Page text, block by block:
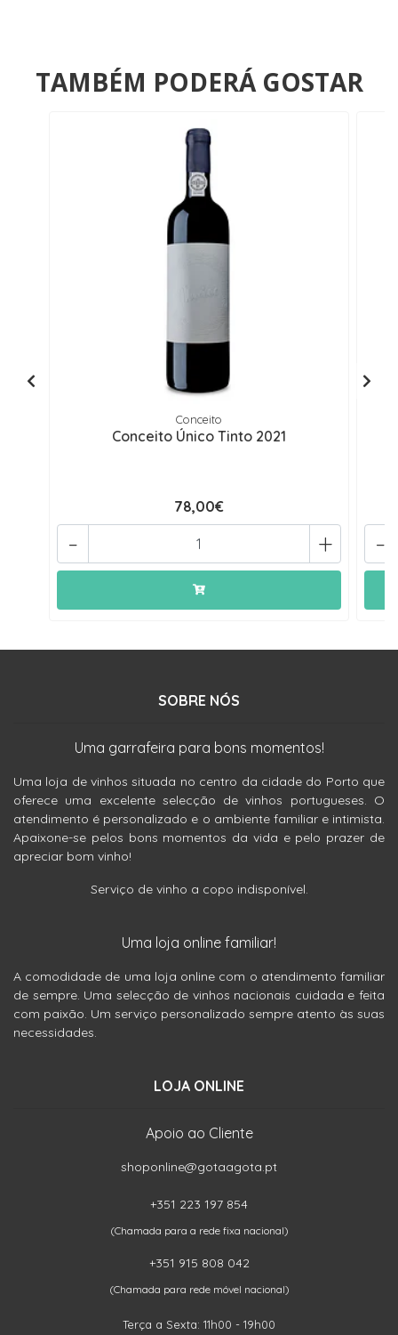
TAMBÉM PODERÁ GOSTAR
Conceito
Conceito Único Tinto 2021
78,00€
+
- -
SOBRE NÓS
Uma garrafeira para bons momentos!
Uma loja de vinhos situada no centro da cidade do Porto que
oferece uma excelente selecção de vinhos portugueses. O
atendimento é personalizado e o ambiente familiar e intimista.
Apaixone-se pelos bons momentos da vida e pelo prazer de
apreciar bom vinho!
Serviço de vinho a copo indisponível.
Uma loja online familiar!
A comodidade de uma loja online com o atendimento familiar
de sempre. Uma selecção de vinhos nacionais cuidada e feita
com paixão. Um serviço personalizado sempre atento às suas
necessidades.
LOJA ONLINE
Apoio ao Cliente
shoponline@gotaagota.pt
+351 223 197 854
(Chamada para a rede fixa nacional)
+351 915 808 042
(Chamada para rede móvel nacional)
Terça a Sexta: 11h00 - 19h00